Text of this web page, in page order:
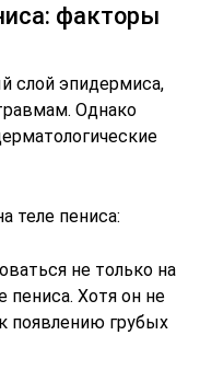
факторы
слой эпидермиса,
Однако
теле пениса:
не только на
пениса. Хотя он не
появлению грубых